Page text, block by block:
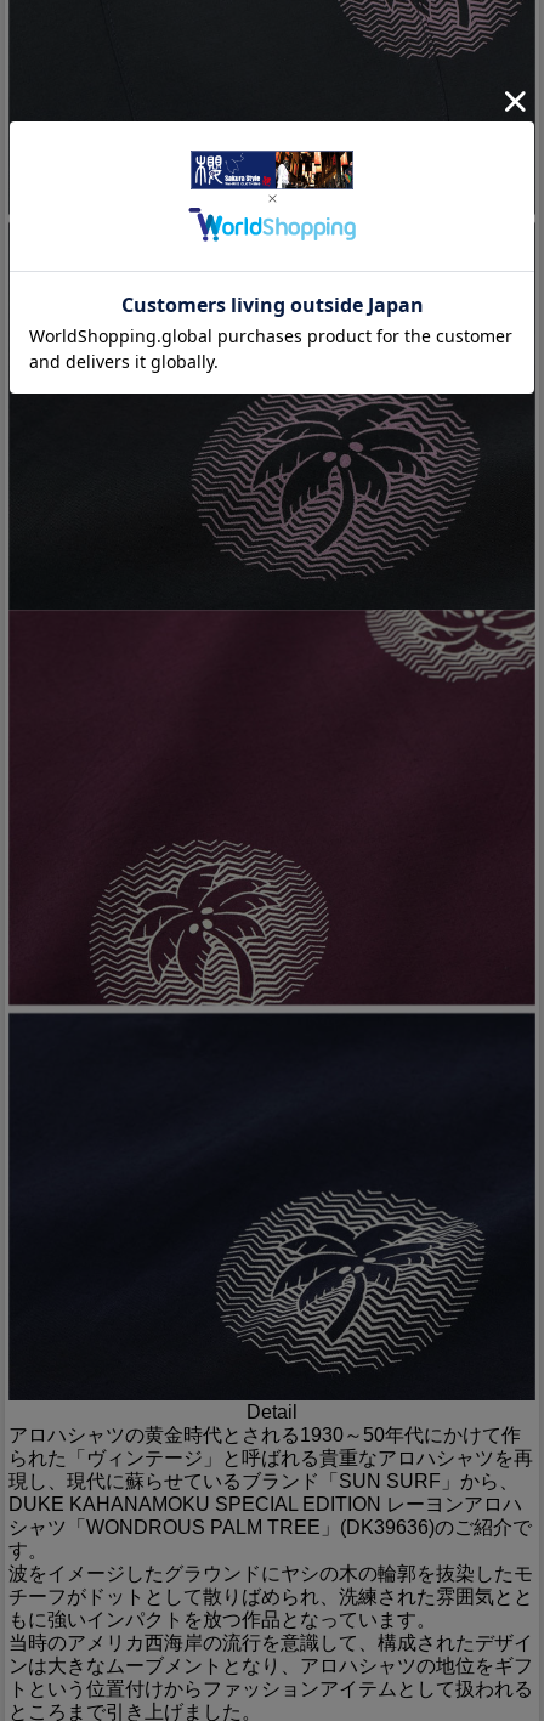
Detail
アロハシャツの黄金時代とされる1930～50年代にかけて作
られた「ヴィンテージ」と呼ばれる貴重なアロハシャツを再
現し、現代に蘇らせているブランド「SUN SURF」から、
DUKE KAHANAMOKU SPECIAL EDITION レーヨンアロハ
シャツ「WONDROUS PALM TREE」(DK39636)のご紹介で
す。
波をイメージしたグラウンドにヤシの木の輪郭を抜染したモ
チーフがドットとして散りばめられ、洗練された雰囲気とと
もに強いインパクトを放つ作品となっています。
当時のアメリカ西海岸の流行を意識して、構成されたデザイ
ンは大きなムーブメントとなり、アロハシャツの地位をギフ
トという位置付けからファッションアイテムとして扱われる
ところまで引き上げました。